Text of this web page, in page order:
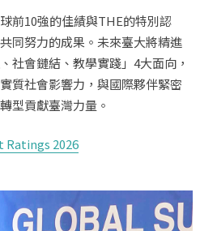
前10強的佳績與THE的特別認
同努力的成果。未來臺大將精進
社會鏈結、教學實踐」4大面向，
質社會影響力，與國際夥伴緊密
型貢獻臺灣力量。
2026